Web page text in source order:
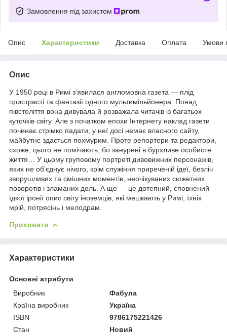
Замовлення під захистом
Опис Характеристики Доставка Оплата Умови
Опис
У 1950 році в Римі з’явилася англомовна газета — плід
пристрасті та фантазії одного мультимільйонера. Понад
півстоліття вона дивувала й розважала читачів із багатьох
куточків світу. Але з початком епохи Інтернету наклад газети
починає стрімко падати, у неї досі немає власного сайту,
майбутнє здається похмурим. Проте репортери та редактори,
схоже, цього не помічають, бо занурені в бурхливе особисте
життя… У цьому груповому портреті дивовижних персонажів,
яких не об’єднує нічого, крім служіння приреченій ідеї, безліч
зворушливих та смішних моментів, неочікуваних сюжетних
поворотів і зламаних доль. А ще — це дотепний, сповнений
їдкої іронії опис світу іноземців, які мешкають у Римі, їхніх
мрій, потрясінь і мелодрам.
Приховати
Характеристики
Основні атрибути
Виробник
Фабула
Країна виробник
Україна
ISBN
9786175221426
Стан
Новий